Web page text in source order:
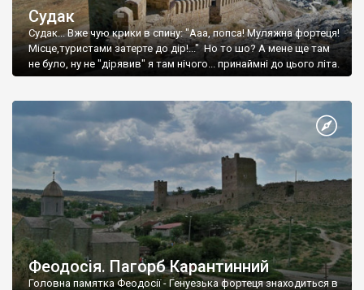
Судак
Судак... Вже чую крики в спину: "Ааа, попса! Муляжна фортеця!
Місце,туристами затерте до дір!..." Но то шо? А мене ще там
не було, ну не "дірявив" я там нічого... принаймні до цього літа.
Феодосія. Пагорб Карантинний
Головна памятка Феодосії - Генуезька фортеця знаходиться в